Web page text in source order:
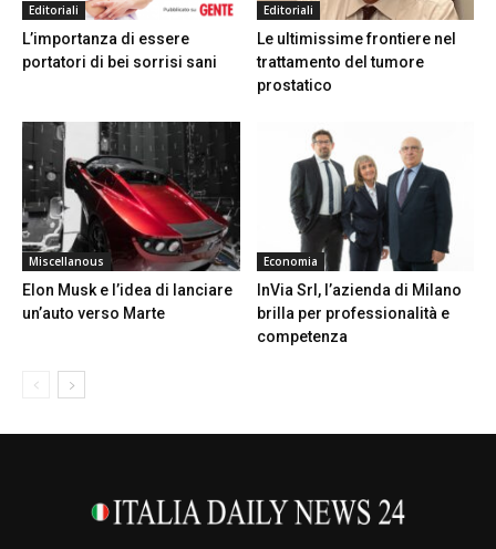
Editoriali
L’importanza di essere
portatori di bei sorrisi sani
Editoriali
Le ultimissime frontiere nel
trattamento del tumore
prostatico
Miscellanous
Elon Musk e l’idea di lanciare
un’auto verso Marte
Economia
InVia Srl, l’azienda di Milano
brilla per professionalità e
competenza